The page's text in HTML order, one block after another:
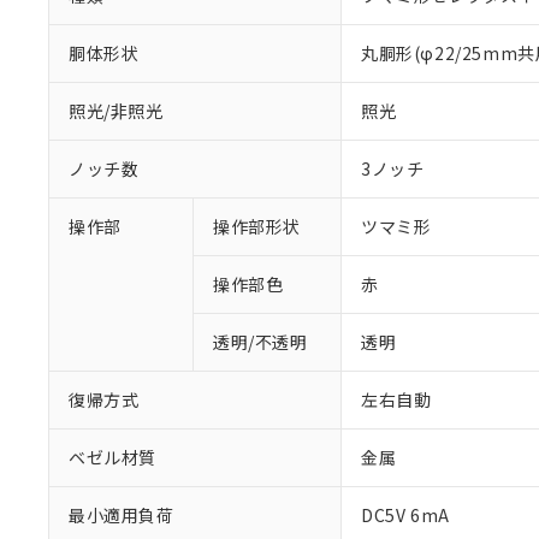
胴体形状 丸胴形(φ22/25mm共
照光/非照光 照光
ノッチ数 3ノッチ
操作部 操作部形状 ツマミ形
操作部色 赤
透明/不透明 透明
復帰方式 左右自動
ベゼル材質 金属
最小適用負荷 DC5V 6mA